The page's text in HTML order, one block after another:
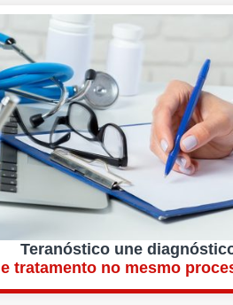
Teranóstico une
e tratamento no mesmo